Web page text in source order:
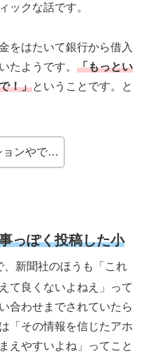
ックな話です。
をはたいて銀行から借入
たようです。 「もっとい
！」ということです。と
ョンやで…
っぽく投稿した小
、新聞社のほうも「これ
て良くないよねえ」って
合わせまでされていたら
「その情報を信じたアホ
えやすいよね」ってこと